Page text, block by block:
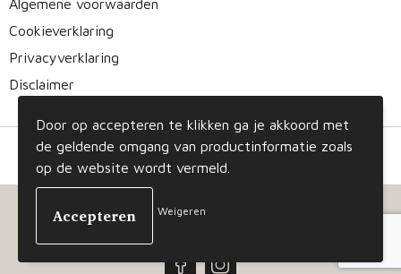
Algemene voorwaarden
Cookieverklaring
Privacyverklaring
Disclaimer
© Copyright Gizmo 2023
Door op accepteren te klikken ga je akkoord met
de geldende omgang van productinformatie zoals
op de website wordt vermeld.
Weigeren